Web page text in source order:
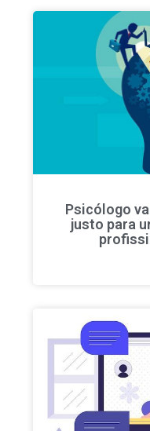
Psicólogo
justo para